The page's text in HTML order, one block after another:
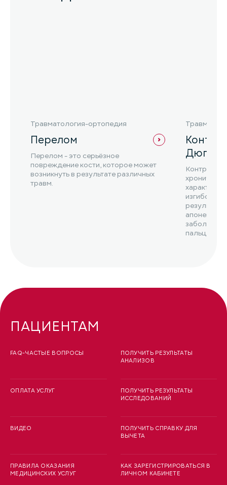
Травматология-ортопедия
Перелом
Перелом - это серьёзное
повреждение кости, которое может
возникнуть в результате различных
травм.
изгибом
пальцевая
ПАЦИЕНТАМ
FAQ-ЧАСТЫЕ ВОПРОСЫ
ОПЛАТА УСЛУГ
ВИДЕО
ПРАВИЛА ОКАЗАНИЯ
МЕДИЦИНСКИХ УСЛУГ
ПОЛУЧИТЬ РЕЗУЛЬТАТЫ
АНАЛИЗОВ
ПОЛУЧИТЬ РЕЗУЛЬТАТЫ
ИССЛЕДОВАНИЙ
ПОЛУЧИТЬ СПРАВКУ ДЛЯ
ВЫЧЕТА
КАК ЗАРЕГИСТРИРОВАТЬСЯ В
ЛИЧНОМ КАБИНЕТЕ